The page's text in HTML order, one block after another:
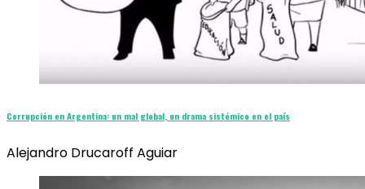
Corrupción en Argentina: un mal global, un drama sistémico en el país
Alejandro Drucaroff Aguiar